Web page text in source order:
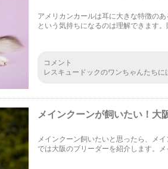
アメリカンカールは耳に大きな特徴の
という気持ちになるのは理解できます
コメント
レスキュードックのワンちゃんたち
メインクーンが飼いたい！大
メインクーン飼いたいと思ったら、メ
では大阪のブリーダーを紹介します。